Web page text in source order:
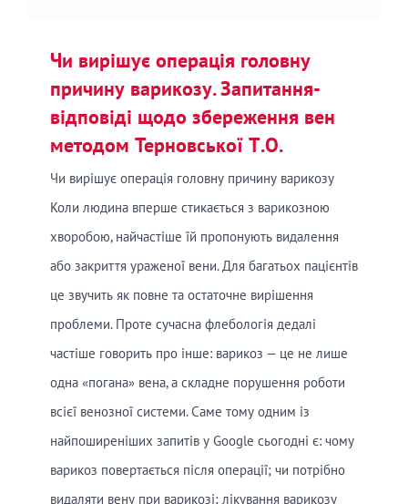
Чи вирішує операція головну
причину варикозу. Запитання-
відповіді щодо збереження вен
методом Терновської Т.О.
Чи вирішує операція головну причину варикозу
Коли людина вперше стикається з варикозною
хворобою, найчастіше їй пропонують видалення
або закриття ураженої вени. Для багатьох пацієнтів
це звучить як повне та остаточне вирішення
проблеми. Проте сучасна флебологія дедалі
частіше говорить про інше: варикоз — це не лише
одна «погана» вена, а складне порушення роботи
всієї венозної системи. Саме тому одним із
найпоширеніших запитів у Google сьогодні є: чому
варикоз повертається після операції; чи потрібно
видаляти вену при варикозі; лікування варикозу